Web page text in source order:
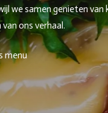
we samen genieten
ons verhaal.
menu